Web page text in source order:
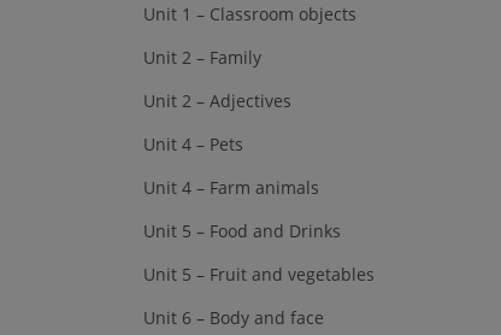
Unit 1 – Classroom objects
Unit 2 – Family
Unit 2 – Adjectives
Unit 4 – Pets
Unit 4 – Farm animals
Unit 5 – Food and Drinks
Unit 5 – Fruit and vegetables
Unit 6 – Body and face